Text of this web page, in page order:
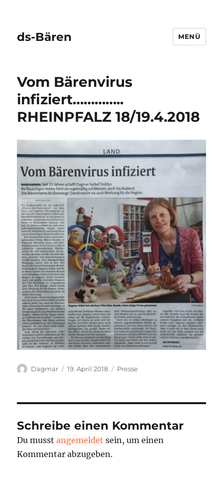
ds-Bären MENÜ
Vom Bärenvirus
infiziert…………..
RHEINPFALZ 18/19.4.2018
Autor
Dagmar
Veröffentlicht
19. April 2018 Kategorien
Presse
Schreibe einen Kommentar
Du musstangemeldet sein, um einen
Kommentar abzugeben.